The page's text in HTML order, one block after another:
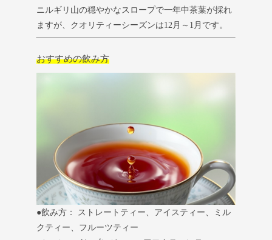
ニルギリ山の穏やかなスロープで一年中茶葉が採れ
ますが、クオリティーシーズンは12月～1月です。
おすすめの飲み方
●飲み方： ストレートティー、アイスティー、ミル
クティー、フルーツティー